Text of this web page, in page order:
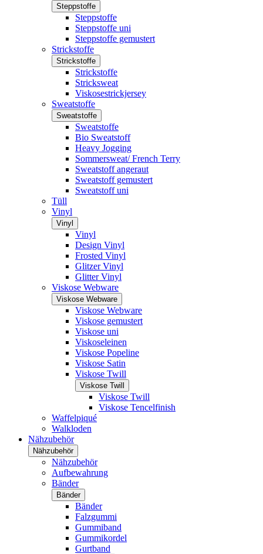
Steppstoffe
Steppstoffe
Steppstoffe uni
Steppstoffe gemustert
Strickstoffe
Strickstoffe
Strickstoffe
Stricksweat
Viskosestrickjersey
Sweatstoffe
Sweatstoffe
Sweatstoffe
Bio Sweatstoff
Heavy Jogging
Sommersweat/ French Terry
Sweatstoff angeraut
Sweatstoff gemustert
Sweatstoff uni
Tüll
Vinyl
Vinyl
Vinyl
Design Vinyl
Frosted Vinyl
Glitzer Vinyl
Glitter Vinyl
Viskose Webware
Viskose Webware
Viskose Webware
Viskose gemustert
Viskose uni
Viskoseleinen
Viskose Popeline
Viskose Satin
Viskose Twill
Viskose Twill
Viskose Twill
Viskose Tencelfinish
Waffelpiqué
Walkloden
Nähzubehör
Nähzubehör
Nähzubehör
Aufbewahrung
Bänder
Bänder
Bänder
Falzgummi
Gummiband
Gummikordel
Gurtband